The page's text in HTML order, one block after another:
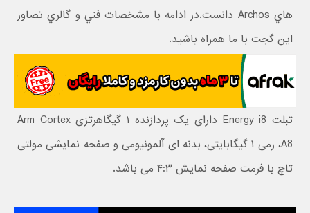
هاي Archos دانست.در ادامه با مشخصات فني و گالري تصاور
اين گجت با ما همراه باشيد.
تبلت Energy i8 دارای یک پردازنده ۱ گیگاهرتزی Arm Cortex
A8، رمی ۱ گیگابایتی، بدنه ای آلمونیومی و صفحه نمایشی مولتی
تاچ با فرمت صفحه نمایش ۴:۳ می باشد.